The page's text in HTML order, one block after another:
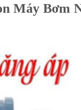
Máy Bơm